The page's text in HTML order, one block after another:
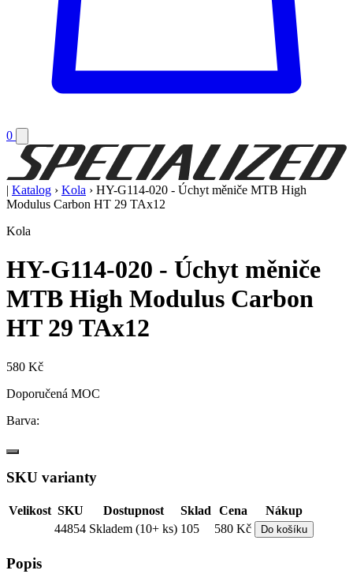
0
| Katalog › Kola › HY-G114-020 - Úchyt měniče MTB High
Modulus Carbon HT 29 TAx12
Kola
HY-G114-020 - Úchyt měniče
MTB High Modulus Carbon
HT 29 TAx12
580 Kč
Doporučená MOC
Barva:
SKU varianty
Velikost SKU Dostupnost Sklad Cena
Nákup
44854 Skladem (10+ ks) 105 580 Kč Do košíku
Popis